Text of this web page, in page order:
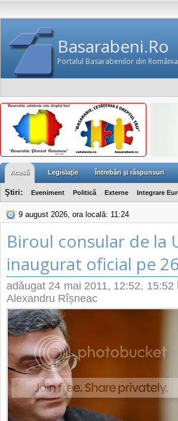
Basarabeni.Ro
Portalul Basarabenilor din România
Acasă Legislaţie Întrebări şi răspunsuri
Ştiri: Eveniment Politică Externe Integrare
9 august 2026, ora locală: 11:24
Biroul consular de la
inaugurat oficial pe
adăugat 24 mai 2011, 12:52, 15:52
Alexandru Rîșneac